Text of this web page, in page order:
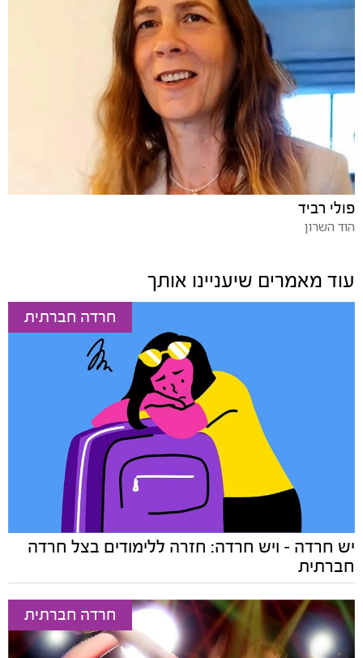
פולי רביד
הוד השרון
עוד מאמרים שיעניינו אותך
חרדה חברתית
יש חרדה – ויש חרדה: חזרה ללימודים בצל חרדה
חברתית
חרדה חברתית